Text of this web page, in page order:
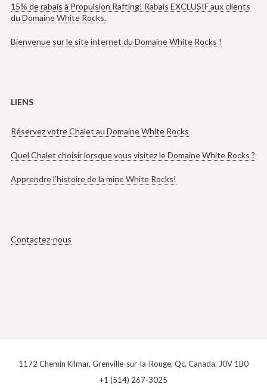
15% de rabais à Propulsion Rafting! Rabais EXCLUSIF aux clients
du Domaine White Rocks.
Bienvenue sur le site internet du Domaine White Rocks !
LIENS
Réservez votre Chalet au Domaine White Rocks
Quel Chalet choisir lorsque vous visitez le Domaine White Rocks ?
Apprendre l’histoire de la mine White Rocks!
Contactez-nous
1172 Chemin Kilmar, Grenville-sur-la-Rouge, Qc, Canada, J0V 1B0
+1 (514) 267-3025